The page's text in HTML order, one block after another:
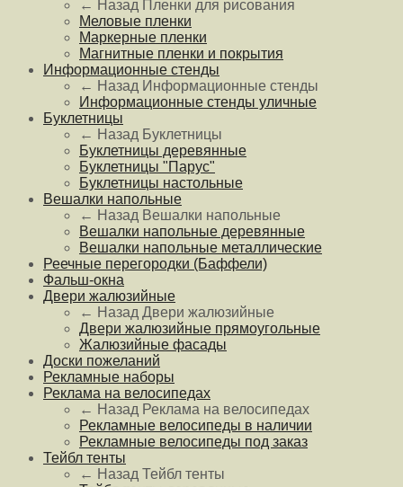
← Назад Пленки для рисования
Меловые пленки
Маркерные пленки
Магнитные пленки и покрытия
Информационные стенды
← Назад Информационные стенды
Информационные стенды уличные
Буклетницы
← Назад Буклетницы
Буклетницы деревянные
Буклетницы "Парус"
Буклетницы настольные
Вешалки напольные
← Назад Вешалки напольные
Вешалки напольные деревянные
Вешалки напольные металлические
Реечные перегородки (Баффели)
Фальш-окна
Двери жалюзийные
← Назад Двери жалюзийные
Двери жалюзийные прямоугольные
Жалюзийные фасады
Доски пожеланий
Рекламные наборы
Реклама на велосипедах
← Назад Реклама на велосипедах
Рекламные велосипеды в наличии
Рекламные велосипеды под заказ
Тейбл тенты
← Назад Тейбл тенты